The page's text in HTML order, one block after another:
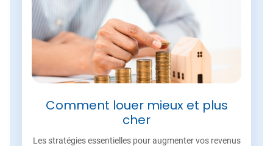
Comment louer mieux et plus
cher
Les stratégies essentielles pour augmenter vos revenus